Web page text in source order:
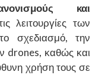
και
λειτουργίες των
σχεδιασμό, την
drones, καθώς και
χρήση τους σε